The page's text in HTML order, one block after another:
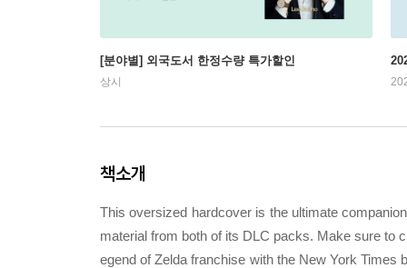
[분야별] 외국도서 한정수량 특가할인
상시
책소개
This oversized hardcover is the ultimate
material from both of its DLC packs. Make sure to
egend of Zelda franchise with the New York Times